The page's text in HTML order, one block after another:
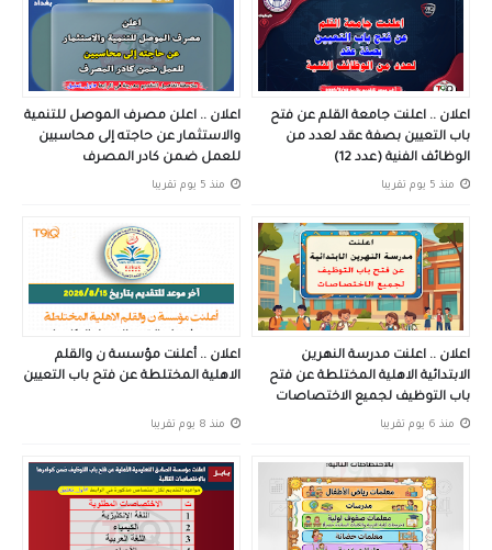
اعلان .. اعلنت جامعة القلم عن فتح
باب التعيين بصفة عقد لعدد من
الوظائف الفنية (عدد 12)
منذ 5 يوم تقريبا
اعلان .. اعلن مصرف الموصل للتنمية
والاستثمار عن حاجته إلى محاسبين
للعمل ضمن كادر المصرف
منذ 5 يوم تقريبا
اعلان .. اعلنت مدرسة النهرين
الابتدائية الاهلية المختلطة عن فتح
باب التوظيف لجميع الاختصاصات
منذ 6 يوم تقريبا
اعلان .. أعلنت مؤسسة ن والقلم
الاهلية المختلطة عن فتح باب التعيين
منذ 8 يوم تقريبا